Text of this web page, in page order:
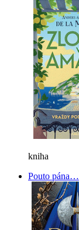
kniha
Pouto pána…